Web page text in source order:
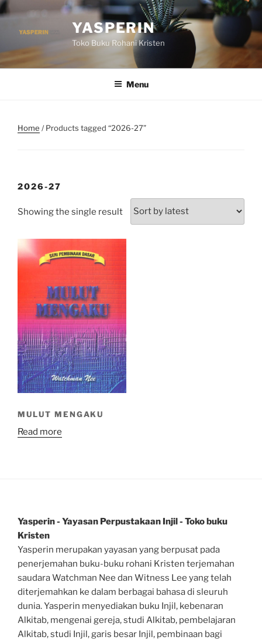
Skip
to
content
YASPERIN
Toko Buku Rohani Kristen
Menu
Home / Products tagged “2026-27”
2026-27
Showing the single result
MULUT MENGAKU
Read more
Yasperin - Yayasan Perpustakaan Injil - Toko buku
Kristen
Yasperin merupakan yayasan yang berpusat pada
penerjemahan buku-buku rohani Kristen terjemahan
saudara Watchman Nee dan Witness Lee yang telah
diterjemahkan ke dalam berbagai bahasa di sleuruh
dunia. Yasperin menyediakan buku Injil, kebenaran
Alkitab, mengenai gereja, studi Alkitab, pembelajaran
Alkitab, studi Injil, garis besar Injil, pembinaan bagi